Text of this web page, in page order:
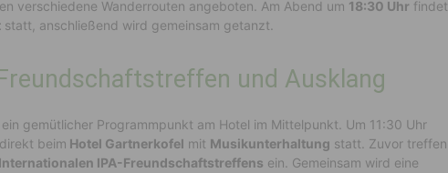
verschiedene Wanderrouten angeboten. Am Abend um 18:30 Uhr findet
statt, anschließend wird gemeinsam getanzt.
und Ausklang
gemütlicher Programmpunkt am Hotel im Mittelpunkt. Um 11:30 Uhr
direkt beim Hotel Gartnerkofel mit Musikunterhaltung statt. Zuvor treffen
Internationalen IPA-Freundschaftstreffens ein. Gemeinsam wird eine